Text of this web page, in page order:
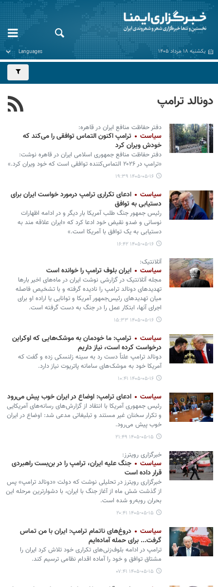
یکشنبه ۱۸ مرداد ۱۴۰۵
دونالد ترامپ
دفتر حفاظت منافع ایران در قاهره:
سیاست
ترامپ اکنون التماس توافقی را می‌کند که
خودش ویران کرد
دفتر حفاظت منافع جمهوری اسلامی ایران در قاهره نوشت:
«ترامپ در ۲۰۲۶ التماس‌کننده توافقی است که خود ویران کرد.»
۱۴۰۵-۰۵-۱۶ ۱۹:۳۹
سیاست
ادعای تکراری ترامپ درمورد خواست ایران برای
دستیابی به توافق
رئیس جمهور جنگ طلب آمریکا بار دیگر و در ادامه اظهارات
نوسانی و ضدو نقیض خود ادعا کرد که «ایران علاقه مند به
دستیابی به یک توافق با آمریکا است.»
۱۴۰۵-۰۵-۱۶ ۱۶:۴۲
آتلانتیک:
سیاست ایران بلوف ترامپ را خوانده است
مجله آتلانتیک در گزارشی نوشت ایران در ماه‌های اخیر بارها
تهدیدهای دونالد ترامپ را نادیده گرفته و با تشخیص فاصله
میان تهدیدهای رئیس‌جمهور آمریکا و توانایی یا اراده او برای
اجرای آنها، ابتکار عمل را در جنگ به دست گرفته است.
۱۴۰۵-۰۵-۱۶ ۱۵:۳۳
سیاست
ترامپ: ما خودمان به موشک‌هایی که اوکراین
درخواست کرده است، نیاز داریم
دونالد ترامپ علناً دست رد به سینه زلنسکی زده و گفت که
آمریکا خود به موشک‌های سامانه پاتریوت نیاز دارد.
۱۴۰۵-۰۵-۱۶ ۱۰:۴۱
سیاست ادعای ترامپ: اوضاع در ایران خوب پیش می‌رود
رئیس جمهوری آمریکا با انتقاد از گزارش‌های رسانه‌های آمریکایی
و تکرار سخنان غیر مستند و تبلیغاتی مدعی شد: اوضاع در ایران
خوب پیش می‌رود.
۱۴۰۵-۰۵-۱۵ ۲۱:۴۹
خبرگزاری رویترز:
سیاست
جنگ علیه ایران، ترامپ را در بن‌بست راهبردی
قرار داده است
خبرگزاری رویترز در تحلیلی نوشت که دولت «دونالد ترامپ» پس
از گذشت شش ماه از آغاز جنگ با ایران، با دشوارترین مرحله این
بحران روبه‌رو شده است.
۱۴۰۵-۰۵-۱۵ ۲۰:۴۱
سیاست
دروغ‌های ناتمام ترامپ: ایران با من تماس
گرفت... برای حمله آماده‌ایم
ترامپ در ادامه بلوف‌زنی‌های تکراری خود تلاش کرد ایران را
مشتاق توافق و خود را آماده اقدام نظامی ترسیم کند.
۱۴۰۵-۰۵-۱۵ ۰۷:۴۱